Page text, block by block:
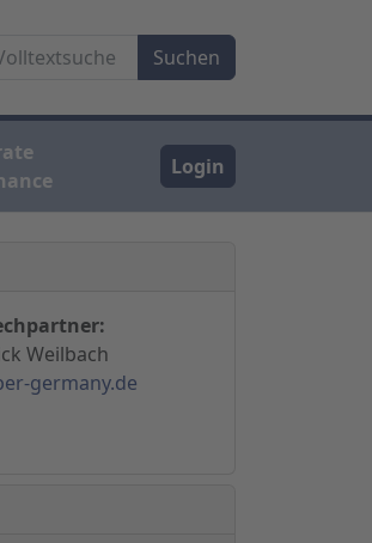
Login
Weilbach
germany.de